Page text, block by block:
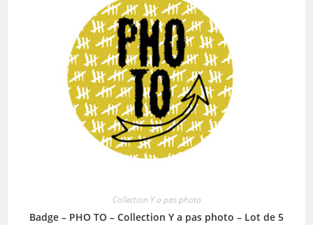
Collection Y a pas photo
Badge – PHO TO – Collection Y a pas photo – Lot de 5